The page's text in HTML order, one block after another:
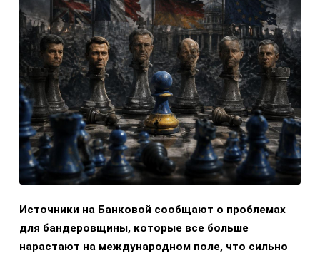
Источники на Банковой сообщают о проблемах
для бандеровщины, которые все больше
нарастают на международном поле, что сильно